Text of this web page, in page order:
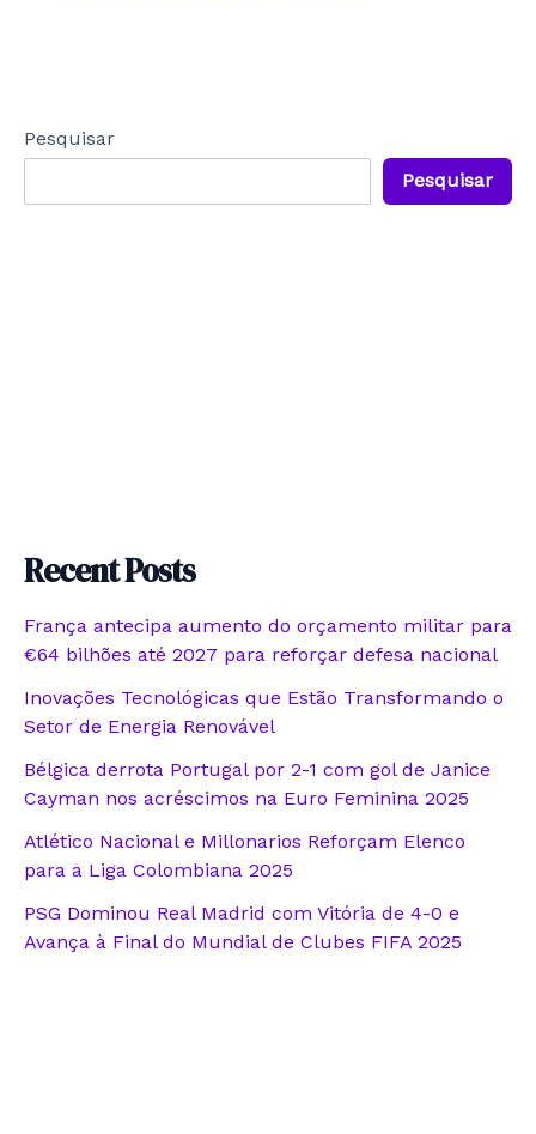
Pesquisar
Pesquisar
Recent Posts
França antecipa aumento do orçamento militar para
€64 bilhões até 2027 para reforçar defesa nacional
Inovações Tecnológicas que Estão Transformando o
Setor de Energia Renovável
Bélgica derrota Portugal por 2-1 com gol de Janice
Cayman nos acréscimos na Euro Feminina 2025
Atlético Nacional e Millonarios Reforçam Elenco
para a Liga Colombiana 2025
PSG Dominou Real Madrid com Vitória de 4-0 e
Avança à Final do Mundial de Clubes FIFA 2025